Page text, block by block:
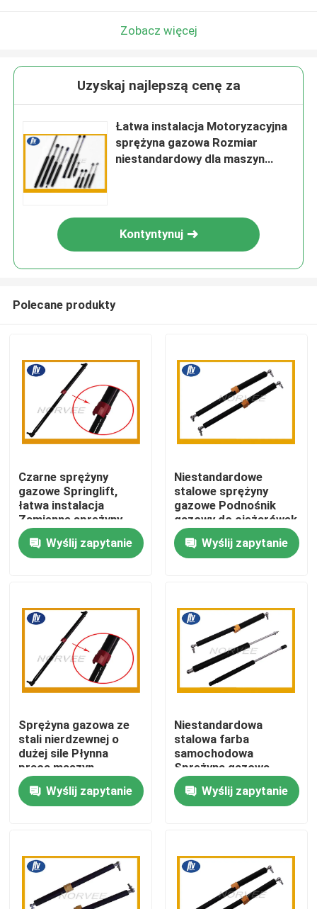
Dom
Produkty
Wycieczka po fabryce
Kontrola jakości
Skontaktuj się z nami
Poprosić o wycenę
Płaska spiralna sprężyna
Sprężyna spiralna skrętna
Zobacz więcej
Uzyskaj najlepszą cenę za
Łatwa instalacja Motoryzacyjna
sprężyna gazowa Rozmiar
niestandardowy dla maszyn
Kontyntynuj
Polecane produkty
Czarne sprężyny
gazowe Springlift,
łatwa instalacja
Zamienne sprężyny
gazowe do
samochodów
Wyślij zapytanie
Niestandardowe
stalowe sprężyny
gazowe Podnośnik
gazowy do ciężarówek
lub maszyn
Wyślij zapytanie
Sprężyna gazowa ze
stali nierdzewnej o
dużej sile Płynna
praca maszyn
Wyślij zapytanie
Niestandardowa
stalowa farba
samochodowa
Sprężyna gazowa
Farba powierzchniowa
do maszyn
automatycznych
Wyślij zapytanie